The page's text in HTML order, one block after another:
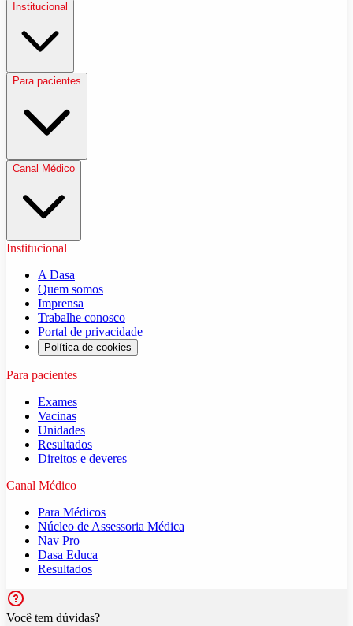
Institucional
Para pacientes
Canal Médico
Institucional
A Dasa
Quem somos
Imprensa
Trabalhe conosco
Portal de privacidade
Política de cookies
Para pacientes
Exames
Vacinas
Unidades
Resultados
Direitos e deveres
Canal Médico
Para Médicos
Núcleo de Assessoria Médica
Nav Pro
Dasa Educa
Resultados
Você tem dúvidas?